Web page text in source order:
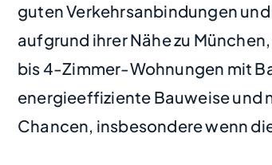
guten Verkehrsanbindungen
aufgrund ihrer Nähe zu
bis 4-Zimmer-Wohnungen mit
energieeffiziente Bauweise und
Chancen, insbesondere wenn